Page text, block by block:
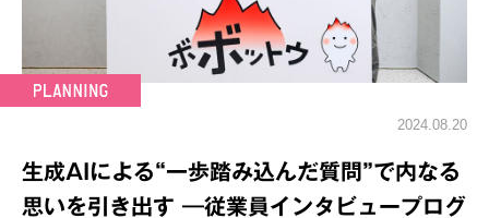
2024.08.20
生成AIによる“一歩踏み込んだ質問”で内なる
思いを引き出す ―従業員インタビュープログ